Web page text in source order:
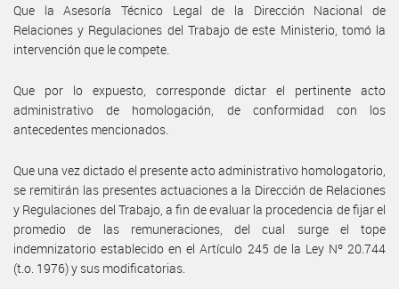
Que la Asesoría Técnico Legal de la Dirección Nacional de
Relaciones y Regulaciones del Trabajo de este Ministerio, tomó la
intervención que le compete.
Que por lo expuesto, corresponde dictar el pertinente acto
administrativo de homologación, de conformidad con los
antecedentes mencionados.
Que una vez dictado el presente acto administrativo homologatorio,
se remitirán las presentes actuaciones a la Dirección de Relaciones
y Regulaciones del Trabajo, a fin de evaluar la procedencia de fijar el
promedio de las remuneraciones, del cual surge el tope
indemnizatorio establecido en el Artículo 245 de la Ley Nº 20.744
(t.o. 1976) y sus modificatorias.